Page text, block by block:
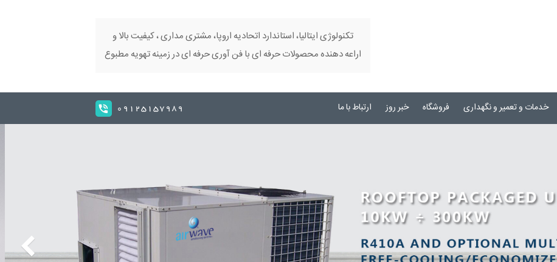
تکنولوژی ایتالیا، استاندارد اتحادیه اروپا، مشتری مداری ، کیفیت بالا و
اراعه دهنده محصولات حرفه ای با فن آوری حرفه ای در زمینه تهویه مطبوع
09125157989 خدمات و تعمیر و نگهداری فروشگاه خبر روز ارتباط با ما